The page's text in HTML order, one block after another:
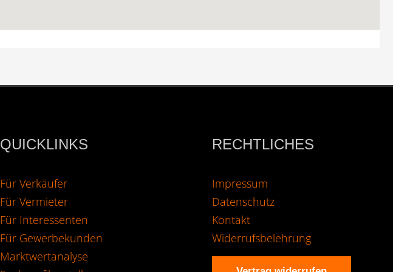
QUICKLINKS
Für Verkäufer
Für Vermieter
Für Interessenten
Für Gewerbekunden
Marktwertanalyse
RECHTLICHES
Impressum
Datenschutz
Kontakt
Widerrufsbelehrung